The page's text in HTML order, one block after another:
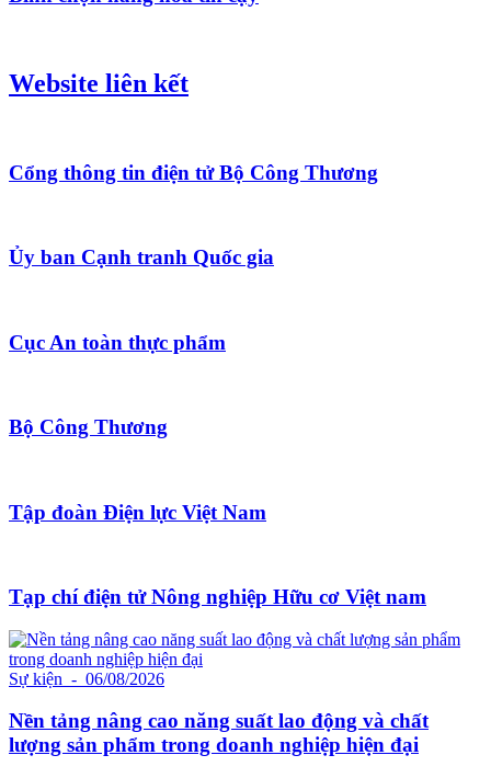
Website liên kết
Cổng thông tin điện tử Bộ Công Thương
Ủy ban Cạnh tranh Quốc gia
Cục An toàn thực phẩm
Bộ Công Thương
Tập đoàn Điện lực Việt Nam
Tạp chí điện tử Nông nghiệp Hữu cơ Việt nam
Sự kiện - 06/08/2026
Nền tảng nâng cao năng suất lao động và chất
lượng sản phẩm trong doanh nghiệp hiện đại